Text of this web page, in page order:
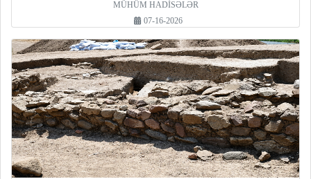
MÜHÜM HADİSƏLƏR
07-16-2026